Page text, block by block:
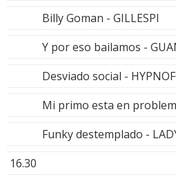
Billy Goman - GILLESPI
Y por eso bailamos -
Desviado social -
Mi primo esta en
Funky destemplado -
16.30